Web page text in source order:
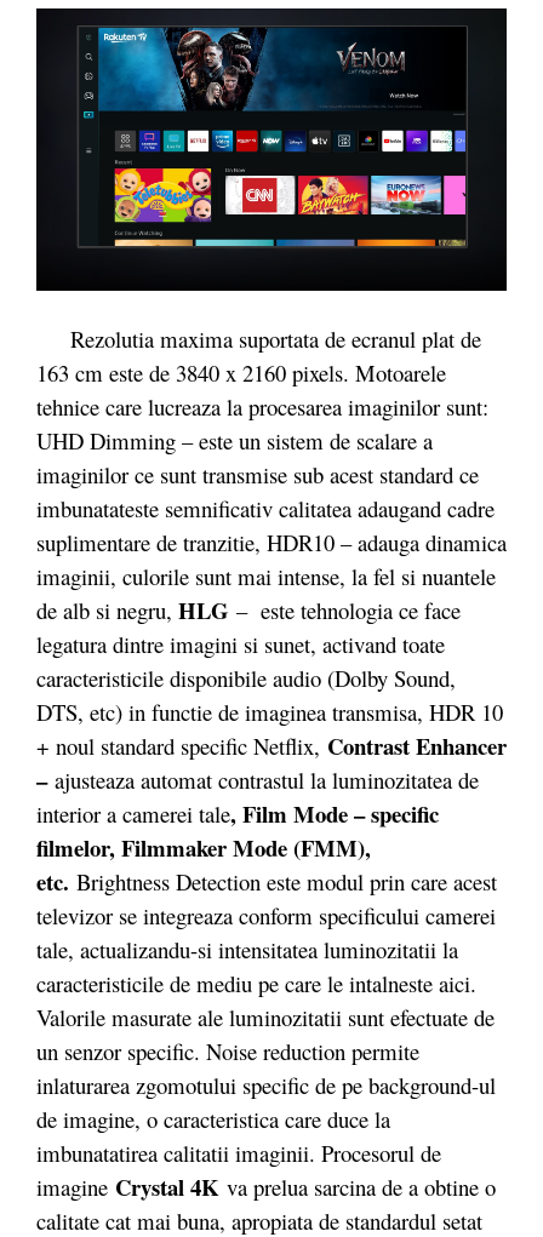
Rezolutia maxima suportata de ecranul plat de
163 cm este de 3840 x 2160 pixels. Motoarele
tehnice care lucreaza la procesarea imaginilor sunt:
UHD Dimming – este un sistem de scalare a
imaginilor ce sunt transmise sub acest standard ce
imbunatateste semnificativ calitatea adaugand cadre
suplimentare de tranzitie, HDR10 – adauga dinamica
imaginii, culorile sunt mai intense, la fel si nuantele
de alb si negru, HLG – este tehnologia ce face
legatura dintre imagini si sunet, activand toate
caracteristicile disponibile audio (Dolby Sound,
DTS, etc) in functie de imaginea transmisa, HDR 10
+ noul standard specific Netflix, Contrast Enhancer
– ajusteaza automat contrastul la luminozitatea de
interior a camerei tale, Film Mode – specific
filmelor, Filmmaker Mode (FMM),
etc. Brightness Detection este modul prin care acest
televizor se integreaza conform specificului camerei
tale, actualizandu-si intensitatea luminozitatii la
caracteristicile de mediu pe care le intalneste aici.
Valorile masurate ale luminozitatii sunt efectuate de
un senzor specific. Noise reduction permite
inlaturarea zgomotului specific de pe background-ul
de imagine, o caracteristica care duce la
imbunatatirea calitatii imaginii. Procesorul de
imagine Crystal 4K va prelua sarcina de a obtine o
calitate cat mai buna, apropiata de standardul setat